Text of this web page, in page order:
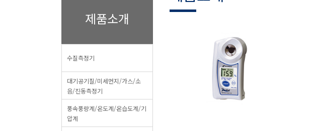
제품소개
수질측정기
대기공기질/미세먼지/가스/소
음/진동측정기
풍속풍량계/온도계/온습도계/기
압계